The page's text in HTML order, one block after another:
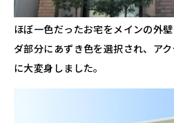
ほぼ一色だったお宅をメインの外
ダ部分にあずき色を選択され、ア
に大変身しました。